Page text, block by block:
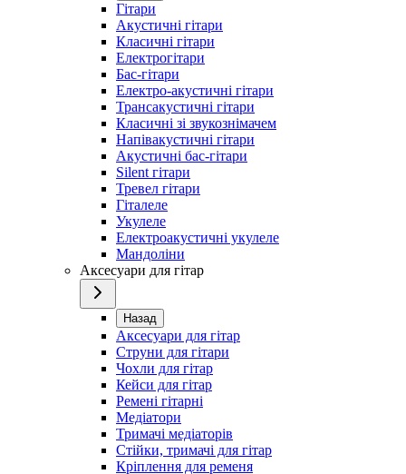
Гітари
Акустичні гітари
Класичні гітари
Електрогітари
Бас-гітари
Електро-акустичні гітари
Трансакустичні гітари
Класичні зі звукознімачем
Напівакустичні гітари
Акустичні бас-гітари
Silent гітари
Тревел гітари
Гіталеле
Укулеле
Електроакустичні укулеле
Мандоліни
Аксесуари для гітар
Назад
Аксесуари для гітар
Струни для гітари
Чохли для гітар
Кейси для гітар
Ремені гітарні
Медіатори
Тримачі медіаторів
Стійки, тримачі для гітар
Кріплення для ременя